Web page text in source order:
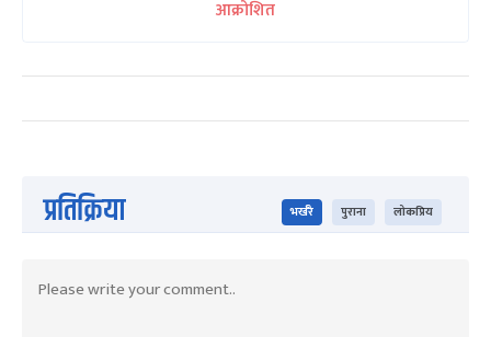
आक्रोशित
प्रतिक्रिया भर्खरै पुराना लोकप्रिय